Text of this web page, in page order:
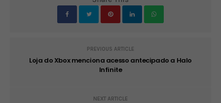
PREVIOUS ARTICLE
Loja do Xbox menciona acesso antecipado a Halo
Infinite
NEXT ARTICLE